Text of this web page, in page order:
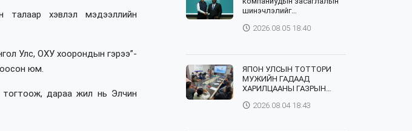
талаар хэвлэл мэдээллийн
Улс, ОХУ хоорондын гэрээ”-
юм.
дараа жил нь Элчин
шинэчлэлийг
банктай хамтарна
2026.08.05 18:40
ЯПОН УЛСЫН ТОТТОРИ
МУЖИЙН ГАДААД
ХАРИЛЦААНЫ ГАЗРЫН
АЖ АХУЙН СУРГУУЛИЙН
2026.08.04 18:43